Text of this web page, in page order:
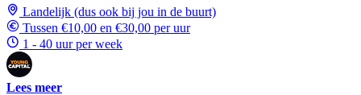
Landelijk (dus ook bij jou in de buurt)
Tussen €10,00 en €30,00 per uur
1 - 40 uur per week
Lees meer